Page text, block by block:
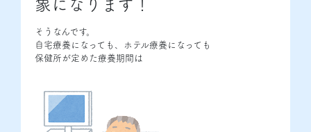
象になります！
そうなんです。
自宅療養になっても、ホテル療養になっても
保健所が定めた療養期間は